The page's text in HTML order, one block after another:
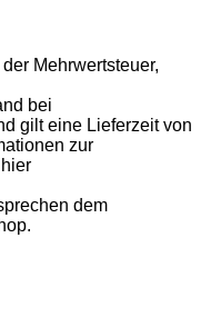
Mehrwertsteuer,
bei
gilt eine Lieferzeit von
zur
dem